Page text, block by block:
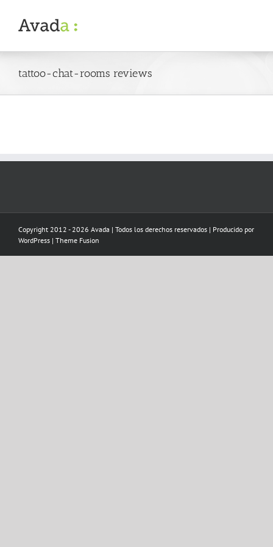
content
tattoo-chat-rooms reviews
Copyright 2012 - 2026 Avada | Todos los derechos reservados | Producido por
WordPress | Theme Fusion